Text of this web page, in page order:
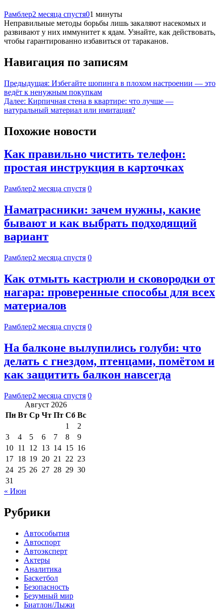
Рамблер2 месяца спустя01 минуты
Неправильные методы борьбы лишь закаляют насекомых и
развивают у них иммунитет к ядам. Узнайте, как действовать,
чтобы гарантированно избавиться от тараканов.
Навигация по записям
Предыдущая: Избегайте шопинга в плохом настроении — это
ведёт к ненужным покупкам
Далее: Кирпичная стена в квартире: что лучше —
натуральный материал или имитация?
Похожие новости
Как правильно чистить телефон:
простая инструкция в карточках
Рамблер2 месяца спустя 0
Наматрасники: зачем нужны, какие
бывают и как выбрать подходящий
вариант
Рамблер2 месяца спустя 0
Как отмыть кастрюли и сковородки от
нагара: проверенные способы для всех
материалов
Рамблер2 месяца спустя 0
На балконе вылупились голуби: что
делать с гнездом, птенцами, помётом и
как защитить балкон навсегда
Рамблер2 месяца спустя 0
Август 2026
Пн Вт Ср Чт Пт Сб Вс
1
2
3
4 5 6 7 8
9
10 11 12 13 14 15 16
17 18 19 20 21 22 23
24 25 26 27 28 29 30
31
« Июн
Рубрики
Автособытия
Автоспорт
Автоэксперт
Актеры
Аналитика
Баскетбол
Безопасность
Безумный мир
Биатлон/Лыжи